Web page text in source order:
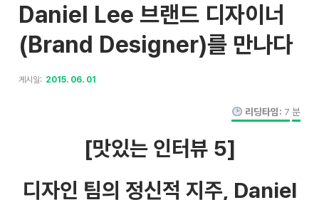
Daniel Lee 브랜드 디자이너
(Brand Designer)를 만나다
게시일: 2015. 06. 01
리딩타임: 7 분
[맛있는 인터뷰 5]
디자인 팀의 정신적 지주, Daniel